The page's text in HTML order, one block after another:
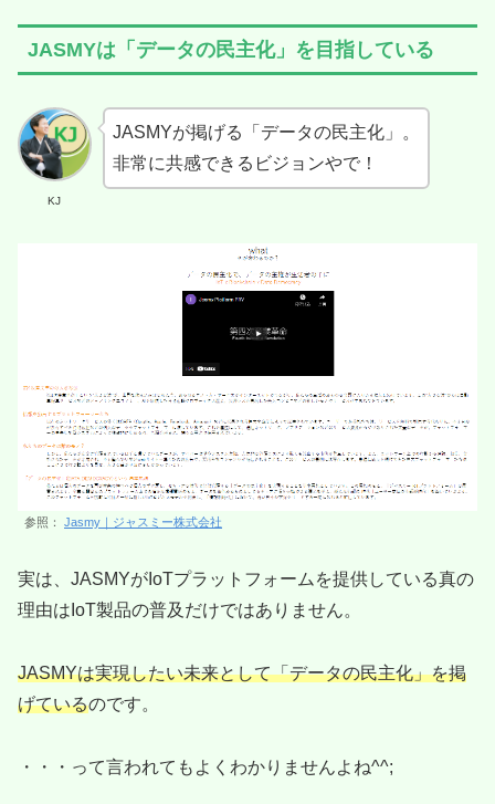
JASMYは「データの民主化」を目指している
KJ
JASMYが掲げる「データの民主化」。
非常に共感できるビジョンやで！
参照： Jasmy｜ジャスミー株式会社
実は、JASMYがIoTプラットフォームを提供している真の
理由はIoT製品の普及だけではありません。
JASMYは実現したい未来として「データの民主化」を掲
げているのです。
・・・って言われてもよくわかりませんよね^^;